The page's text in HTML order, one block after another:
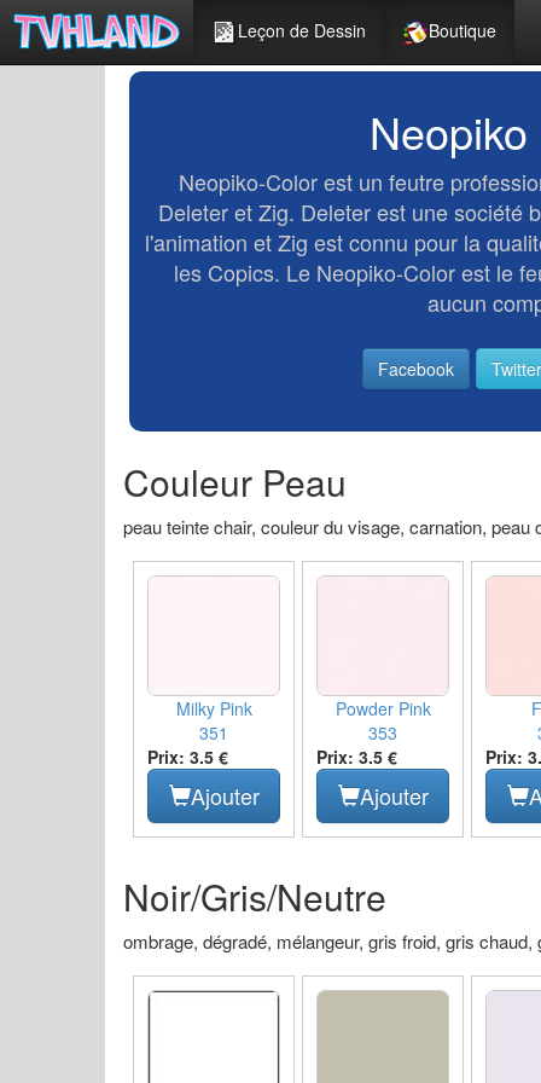
Leçon de Dessin Boutique
Neopiko-Color est un feutre
Deleter et Zig. Deleter est une société
l'animation et Zig est connu pour la
les Copics. Le Neopiko-Color est le
aucun
Facebook
Couleur Peau
peau teinte chair, couleur du visage, carnation, peau
Milky Pink
351
Prix: 3.5 €
Ajouter
Powder Pink
353
Prix: 3.5 €
Ajouter
Prix:
Noir/Gris/Neutre
ombrage, dégradé, mélangeur, gris froid, gris